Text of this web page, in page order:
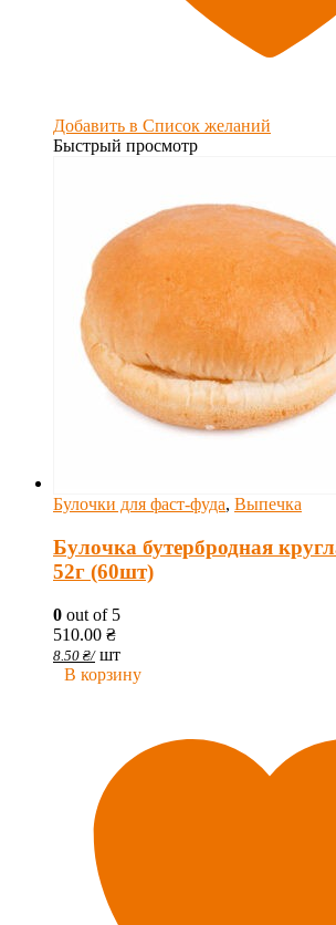
Добавить в Список желаний
Быстрый просмотр
Булочки для фаст-фуда, Выпечка
Булочка бутербродная
52г (60шт)
0 out of 5
510.00 ₴
8.50 ₴/ шт
В корзину